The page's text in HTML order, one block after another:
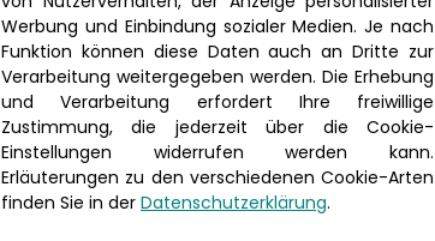
Werbung und Einbindung sozialer Medien. Je nach
Funktion können diese Daten auch an Dritte zur
Verarbeitung weitergegeben werden. Die Erhebung
und Verarbeitung erfordert Ihre freiwillige
Zustimmung, die jederzeit über die Cookie-
Einstellungen widerrufen werden kann.
Erläuterungen zu den verschiedenen Cookie-Arten
finden Sie in der Datenschutzerklärung.